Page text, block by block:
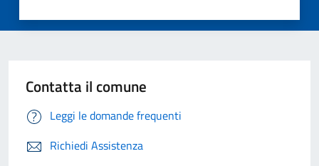
Contatta il comune
Leggi le domande frequenti
Richiedi Assistenza